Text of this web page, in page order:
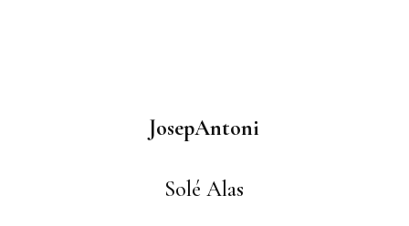
JosepAntoni
Solé Alas